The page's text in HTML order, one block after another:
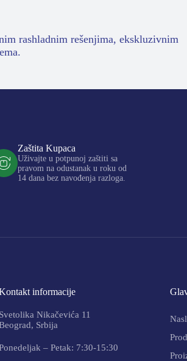
rashladnim rešenjima, ekskluzivnim
Zaštita Kupaca
Uživajte u potpunoj zaštiti sa
pravom na odustanak u roku od
14 dana bez navođenja razloga.
informacije
Svetolika Nikačevića 11
Srbija
– Petak: 7:30-15:30